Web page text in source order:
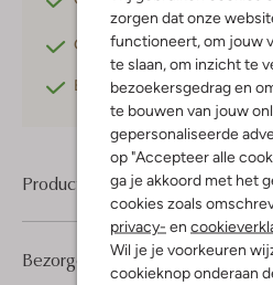
zorgen dat onze
functioneert, om jouw
te slaan, om inzicht te
bezoekersgedrag en
te bouwen van jouw
gepersonaliseerde
op "Accepteer alle
ga je akkoord met het
cookies zoals
privacy- en
Wil je je voorkeuren
cookieknop onderaan
Gratis retournerenbinnen
Betaal achterafmet Klarna
Product informatie
Bezorgen & retourneren